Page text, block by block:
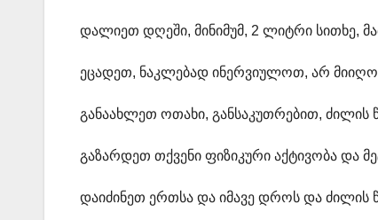
დალიეთ დღეში, მინიმუმ, 2 ლიტრი სითხე,
ეცადეთ, ნაკლებად ინერვიულოთ, არ
განაახლეთ ოთახი, განსაკუთრებით, ძილის
გაზარდეთ თქვენი ფიზიკური აქტივობა და
დაიძინეთ ერთსა და იმავე დროს და ძილის